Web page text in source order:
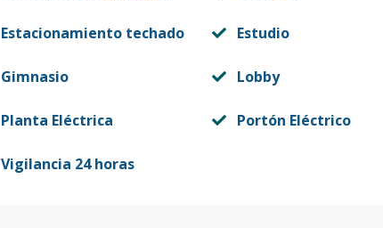
Estacionamiento techado Estudio
Gimnasio Lobby
Planta Eléctrica Portón Eléctrico
Vigilancia 24 horas